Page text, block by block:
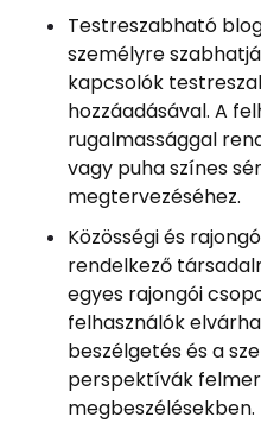
Testreszabható
személyre
kapcsolók
hozzáadásával. A
rugalmassággal
vagy puha színes
megtervezéséhez.
Közösségi és
rendelkező
egyes rajongói
felhasználók
beszélgetés és a
perspektívák
megbeszélésekben.